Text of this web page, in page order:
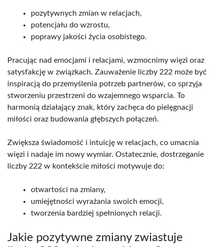
pozytywnych zmian w relacjach,
potencjału do wzrostu,
poprawy jakości życia osobistego.
Pracując nad emocjami i relacjami, wzmocnimy więzi oraz
satysfakcję w związkach. Zauważenie liczby 222 może być
inspiracją do przemyślenia potrzeb partnerów, co sprzyja
stworzeniu przestrzeni do wzajemnego wsparcia. To
harmonią działający znak, który zachęca do pielęgnacji
miłości oraz budowania głębszych połączeń.
Zwiększa świadomość i intuicję w relacjach, co umacnia
więzi i nadaje im nowy wymiar. Ostatecznie, dostrzeganie
liczby 222 w kontekście miłości motywuje do:
otwartości na zmiany,
umiejętności wyrażania swoich emocji,
tworzenia bardziej spełnionych relacji.
Jakie pozytywne zmiany zwiastuje